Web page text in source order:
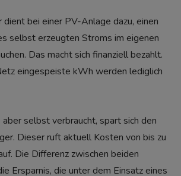
bei einer PV-Anlage dazu, einen
selbst erzeugten Stroms im eigenen
Das macht sich finanziell bezahlt.
eingespeiste kWh werden lediglich
selbst verbraucht, spart sich den
Dieser ruft aktuell Kosten von bis zu
Die Differenz zwischen beiden
Ersparnis, die unter dem Einsatz eines